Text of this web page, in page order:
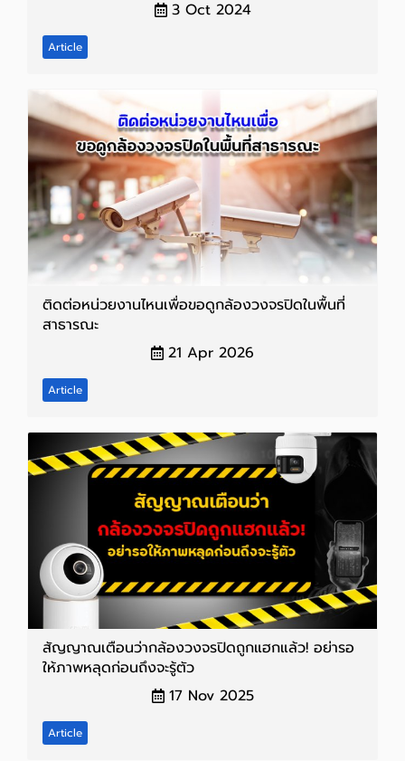
3 Oct 2024
Article
ติดต่อหน่วยงานไหนเพื่อขอดูกล้องวงจรปิดในพื้นที่
สาธารณะ
21 Apr 2026
Article
สัญญาณเตือนว่ากล้องวงจรปิดถูกแฮกแล้ว! อย่ารอ
ให้ภาพหลุดก่อนถึงจะรู้ตัว
17 Nov 2025
Article